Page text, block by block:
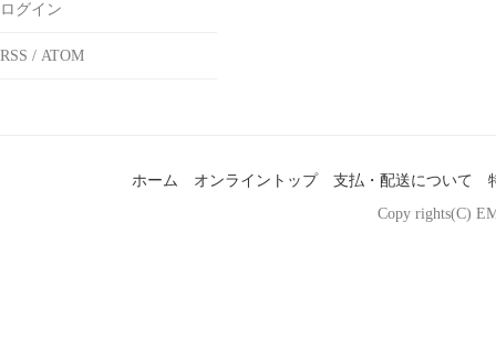
ログイン
RSS / ATOM
ホーム オンライントップ 支払・配送について
Copy rights(C)